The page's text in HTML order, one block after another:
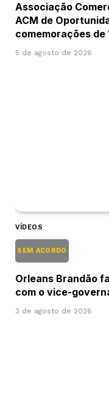
Associação
ACM de
comemorações de
5 de agosto de 2026
VÍDEOS
SEM ACORDO
Orleans Brandão
com o vice-
3 de agosto de 2026